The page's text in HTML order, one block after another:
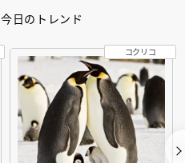
今日のトレンド
コクリコ